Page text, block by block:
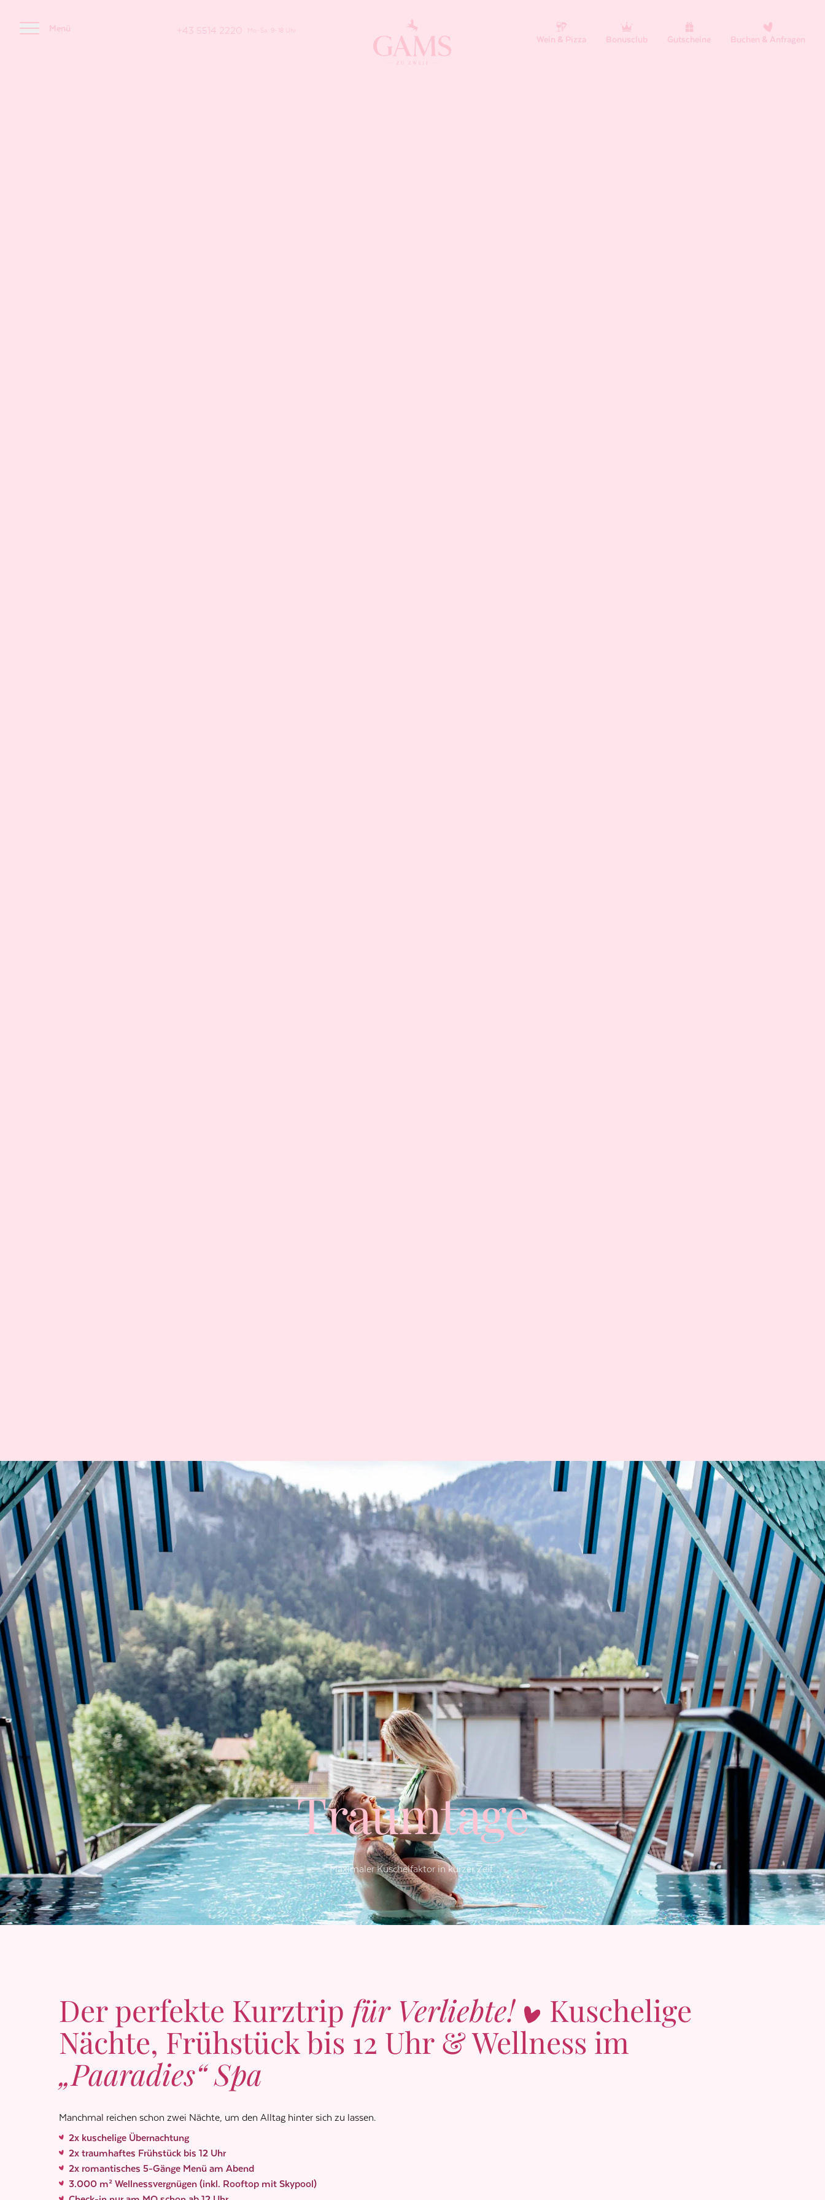
Menü +43 5514 2220 Mo–Sa: 9–18 Uhr
Wein & Pizza Bonusclub Gutscheine Buchen & Anfragen
Traumtage
Maximaler Kuschelfaktor in kurzer Zeit.
Der perfekte Kurztrip für Verliebte!
Kuschelige
Nächte, Frühstück bis 12 Uhr & Wellness im
„Paaradies“ Spa
Manchmal reichen schon zwei Nächte, um den Alltag hinter sich zu lassen.
2x kuschelige Übernachtung
2x traumhaftes Frühstück bis 12 Uhr
2x romantisches 5-Gänge Menü am Abend
3.000 m² Wellnessvergnügen (inkl. Rooftop mit Skypool)